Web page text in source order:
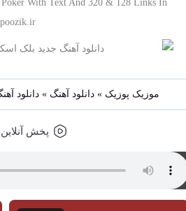
With Text And 320 & 128 Links In
موزیک پوزیک »دانلود آهنگ »دانلود
پخش